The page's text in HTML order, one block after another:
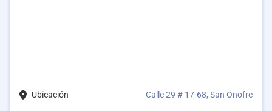
Ubicación Calle 29 # 17-68, San Onofre